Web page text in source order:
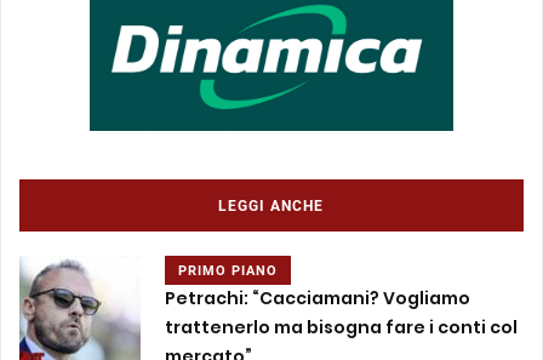
LEGGI ANCHE
PRIMO PIANO
Petrachi: “Cacciamani? Vogliamo
trattenerlo ma bisogna fare i conti col